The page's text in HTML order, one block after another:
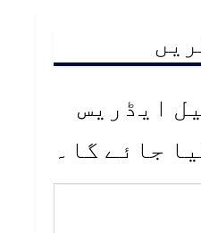
ایڈریس
جائے گا۔